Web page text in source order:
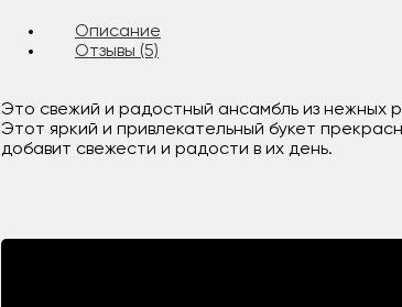
Описание
Отзывы (5)
Это свежий и радостный ансамбль из нежных
Этот яркий и привлекательный букет
добавит свежести и радости в их день.